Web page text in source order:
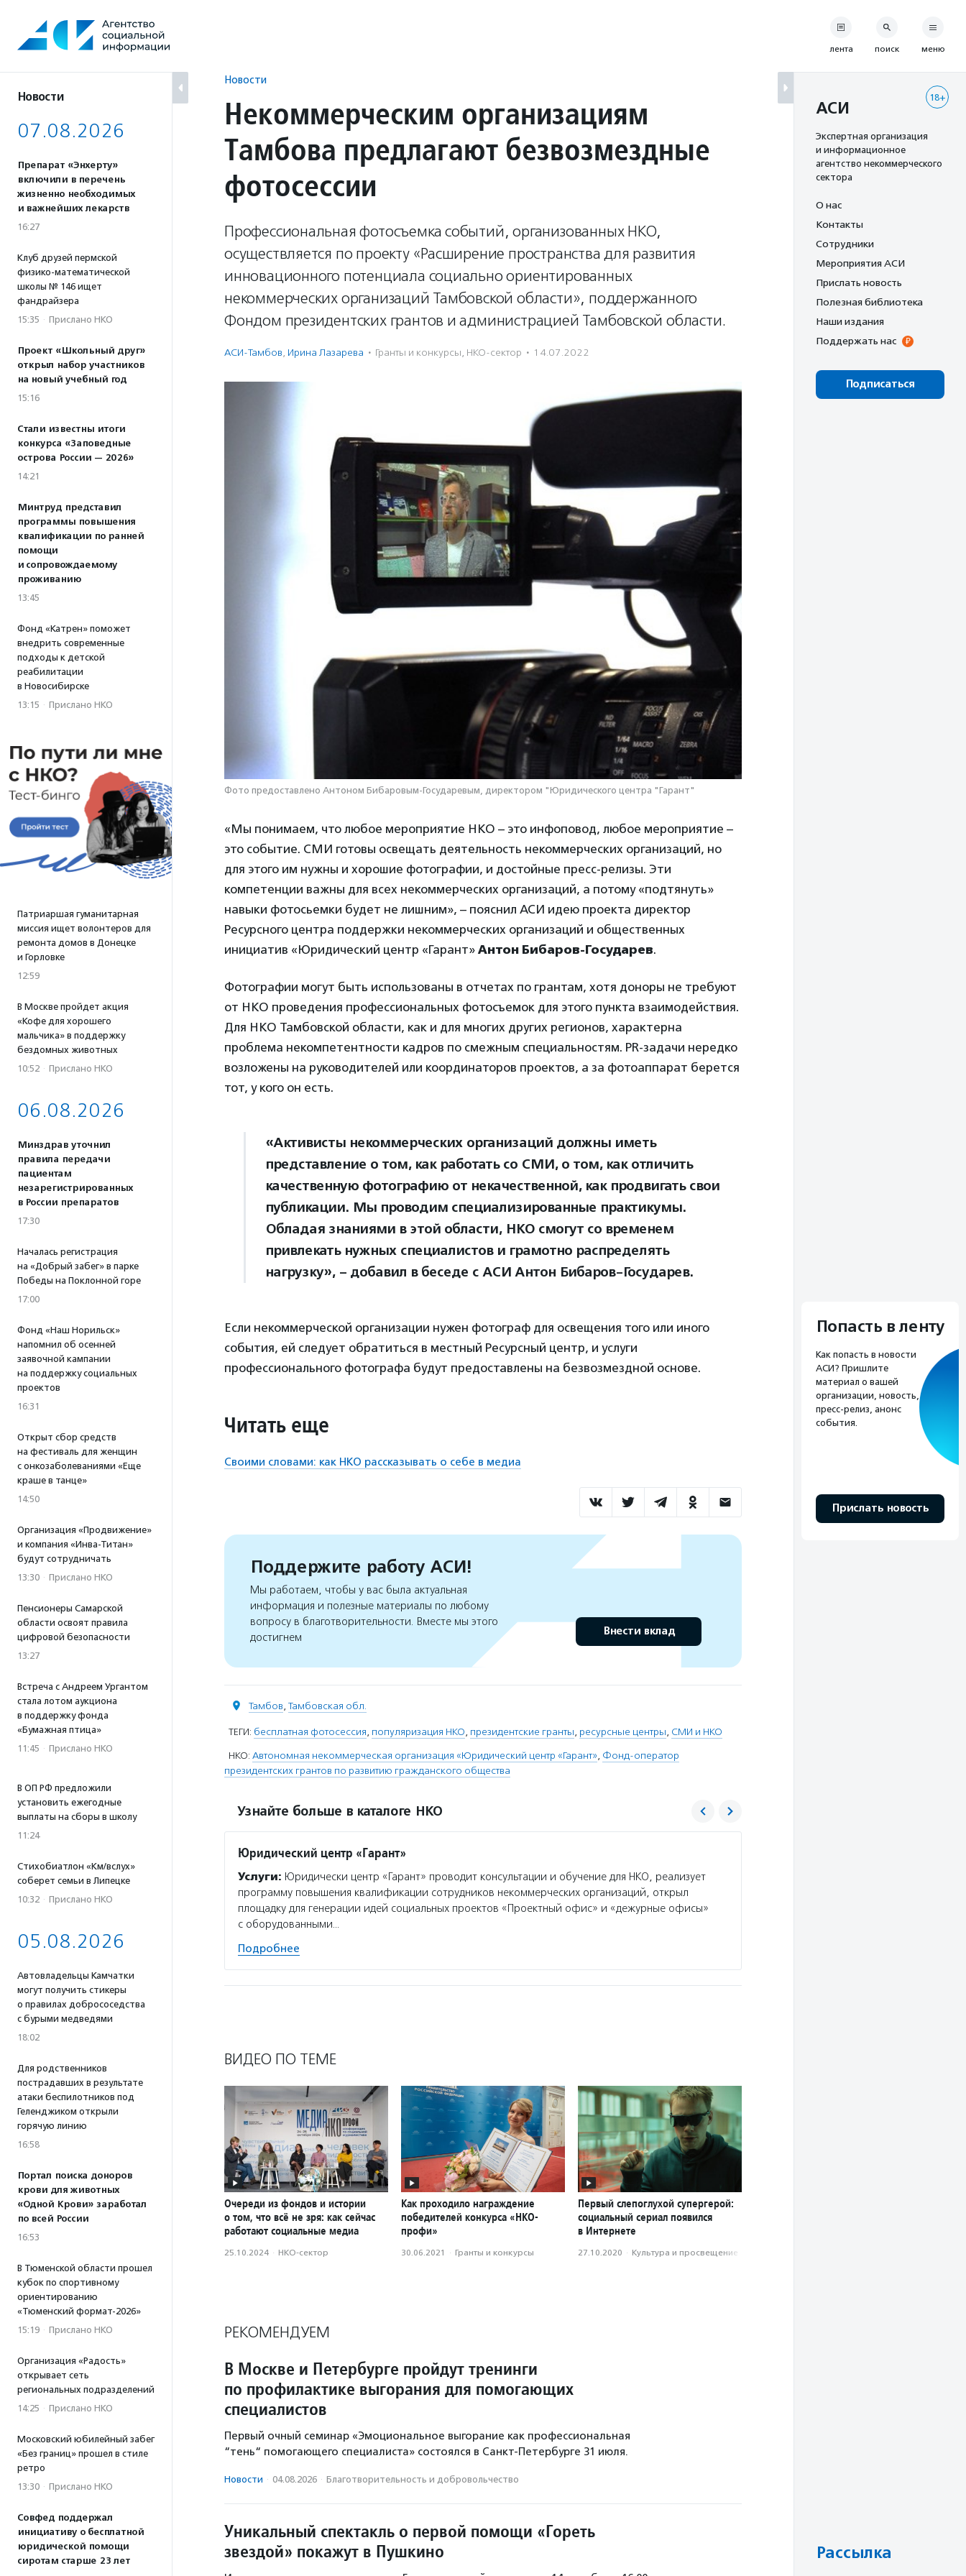
содержанию
Новости
07.08.2026
Препарат «Энхерту»
включили в перечень
жизненно необходимых
и важнейших лекарств
16:27
Клуб друзей пермской
физико-математической
школы № 146 ищет
фандрайзера
15:35 · Прислано НКО
Проект «Школьный друг»
открыл набор участников
на новый учебный год
15:16
Стали известны итоги
конкурса «Заповедные
острова России — 2026»
14:21
Минтруд представил
программы повышения
квалификации по ранней
помощи
и сопровождаемому
проживанию
13:45
Фонд «Катрен» поможет
внедрить современные
подходы к детской
реабилитации
в Новосибирске
13:15 · Прислано НКО
Патриаршая гуманитарная
миссия ищет волонтеров для
ремонта домов в Донецке
и Горловке
12:59
В Москве пройдет акция
«Кофе для хорошего
мальчика» в поддержку
бездомных животных
10:52 · Прислано НКО
06.08.2026
Минздрав уточнил
правила передачи
пациентам
незарегистрированных
в России препаратов
17:30
Началась регистрация
на «Добрый забег» в парке
Победы на Поклонной горе
17:00
Фонд «Наш Норильск»
напомнил об осенней
заявочной кампании
на поддержку социальных
проектов
16:31
Открыт сбор средств
на фестиваль для женщин
с онкозаболеваниями «Еще
краше в танце»
14:50
Организация «Продвижение»
и компания «Инва-Титан»
будут сотрудничать
13:30 · Прислано НКО
Пенсионеры Самарской
области освоят правила
цифровой безопасности
13:27
Встреча с Андреем Ургантом
стала лотом аукциона
в поддержку фонда
«Бумажная птица»
11:45 · Прислано НКО
В ОП РФ предложили
установить ежегодные
выплаты на сборы в школу
11:24
Стихобиатлон «Км/вслух»
соберет семьи в Липецке
10:32 · Прислано НКО
05.08.2026
Автовладельцы Камчатки
могут получить стикеры
о правилах добрососедства
с бурыми медведями
18:02
Для родственников
пострадавших в результате
атаки беспилотников под
Геленджиком открыли
горячую линию
16:58
Портал поиска доноров
крови для животных
«Одной Крови» заработал
по всей России
16:53
В Тюменской области прошел
кубок по спортивному
ориентированию
«Тюменский формат-2026»
15:19 · Прислано НКО
Организация «Радость»
открывает сеть
региональных подразделений
14:25 · Прислано НКО
Московский юбилейный забег
«Без границ» прошел в стиле
ретро
13:30 · Прислано НКО
Совфед поддержал
инициативу о бесплатной
юридической помощи
сиротам старше 23 лет
Новости
Некоммерческим организациям
Тамбова предлагают безвозмездные
фотосессии
Профессиональная фотосъемка событий, организованных НКО,
осуществляется по проекту «Расширение пространства для развития
инновационного потенциала социально ориентированных
некоммерческих организаций Тамбовской области», поддержанного
Фондом президентских грантов и администрацией Тамбовской области.
АСИ-Тамбов, Ирина Лазарева · Гранты и конкурсы, НКО-сектор · 14.07.2022
Фото предоставлено Антоном Бибаровым-Государевым, директором "Юридического центра "Гарант"
«Мы понимаем, что любое мероприятие НКО – это инфоповод, любое мероприятие –
это событие. СМИ готовы освещать деятельность некоммерческих организаций, но
для этого им нужны и хорошие фотографии, и достойные пресс-релизы. Эти
компетенции важны для всех некоммерческих организаций, а потому «подтянуть»
навыки фотосьемки будет не лишним», – пояснил АСИ идею проекта директор
Ресурсного центра поддержки некоммерческих организаций и общественных
инициатив «Юридический центр «Гарант» Антон Бибаров-Государев.
Фотографии могут быть использованы в отчетах по грантам, хотя доноры не требуют
от НКО проведения профессиональных фотосъемок для этого пункта взаимодействия.
Для НКО Тамбовской области, как и для многих других регионов, характерна
проблема некомпетентности кадров по смежным специальностям. PR-задачи нередко
возложены на руководителей или координаторов проектов, а за фотоаппарат берется
тот, у кого он есть.
«Активисты некоммерческих организаций должны иметь
представление о том, как работать со СМИ, о том, как отличить
качественную фотографию от некачественной, как продвигать свои
публикации. Мы проводим специализированные практикумы.
Обладая знаниями в этой области, НКО смогут со временем
привлекать нужных специалистов и грамотно распределять
нагрузку», – добавил в беседе с АСИ Антон Бибаров-Государев.
Если некоммерческой организации нужен фотограф для освещения того или иного
события, ей следует обратиться в местный Ресурсный центр, и услуги
профессионального фотографа будут предоставлены на безвозмездной основе.
Читать еще
Своими словами: как НКО рассказывать о себе в медиа
Поддержите работу АСИ!
Мы работаем, чтобы у вас была актуальная
информация и полезные материалы по любому
вопросу в благотворительности. Вместе мы этого
достигнем
Внести вклад
Тамбов, Тамбовская обл.
ТЕГИ: бесплатная фотосессия, популяризация НКО, президентские гранты, ресурсные центры, СМИ и НКО
НКО: Автономная некоммерческая организация «Юридический центр «Гарант», Фонд-оператор
президентских грантов по развитию гражданского общества
Узнайте больше в каталоге НКО
Юридический центр «Гарант»
Услуги: Юридически центр «Гарант» проводит консультации и обучение для НКО, реализует
программу повышения квалификации сотрудников некоммерческих организаций, открыл
площадку для генерации идей социальных проектов «Проектный офис» и «дежурные офисы»
с оборудованными…
Подробнее
ВИДЕО ПО ТЕМЕ
Очереди из фондов и истории
о том, что всё не зря: как сейчас
работают социальные медиа
25.10.2024 · НКО-сектор
Как проходило награждение
победителей конкурса «НКО-
профи»
30.06.2021 · Гранты и конкурсы
Первый слепоглухой супергерой:
социальный сериал появился
в Интернете
27.10.2020 · Культура и просвещение
РЕКОМЕНДУЕМ
В Москве и Петербурге пройдут тренинги
по профилактике выгорания для помогающих
специалистов
Первый очный семинар «Эмоциональное выгорание как профессиональная
“тень“ помогающего специалиста» состоялся в Санкт-Петербурге 31 июля.
Новости · 04.08.2026 · Благотвори­тель­ность и доброволь­чест­во
Уникальный спектакль о первой помощи «Гореть
звездой» покажут в Пушкино
лента поиск меню
18+
АСИ
Экспертная организация
и информационное
агентство некоммерческого
сектора
О нас
Контакты
Сотрудники
Мероприятия АСИ
Прислать новость
Полезная библиотека
Наши издания
Поддержать нас
Подписаться
Попасть в ленту
Как попасть в новости
АСИ? Пришлите
материал о вашей
организации, новость,
пресс-релиз, анонс
события.
Прислать новость
Рассылка